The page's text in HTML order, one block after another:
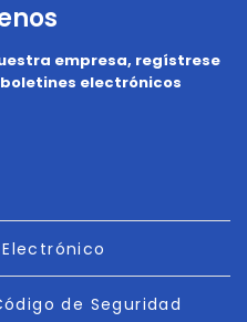
empresa, regístrese
electrónicos
de Seguridad